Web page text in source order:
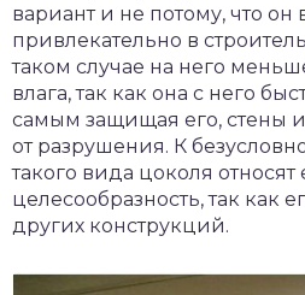
вариант и не потому, что он
привлекательно в
таком случае на него
влага, так как она с него
самым защищая его, стены
от разрушения. К
такого вида цоколя
целесообразность, так как
других конструкций.